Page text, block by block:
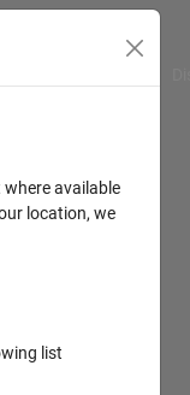
available
location, we
list